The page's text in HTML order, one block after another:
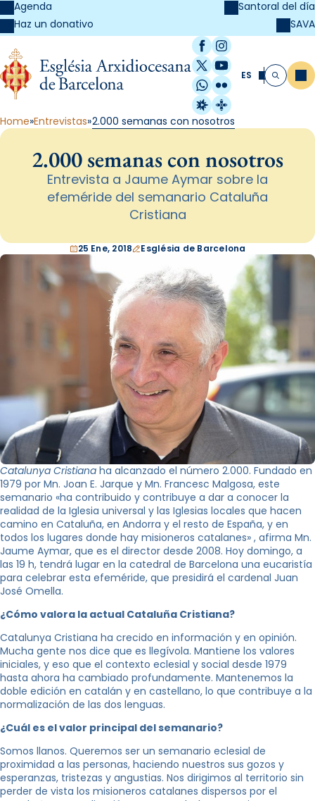
Agenda
Haz un donativo
Santoral del día
SAVA
Facebook
Instagram
X / Twitter
YouTube
WhatsApp
Flickr
Radio Estel
Catalunya
ES Buscar
Home Entrevistas 2.000 semanas con nosotros
2.000 semanas con nosotros
Entrevista a Jaume Aymar sobre la
efeméride del semanario Cataluña
Cristiana
25 Ene, 2018 Església de Barcelona
Catalunya Cristiana ha alcanzado el número 2.000. Fundado en
1979 por Mn. Joan E. Jarque y Mn. Francesc Malgosa, este
semanario «ha contribuido y contribuye a dar a conocer la
realidad de la Iglesia universal y las Iglesias locales que hacen
camino en Cataluña, en Andorra y el resto de España, y en
todos los lugares donde hay misioneros catalanes» , afirma Mn.
Jaume Aymar, que es el director desde 2008. Hoy domingo, a
las 19 h, tendrá lugar en la catedral de Barcelona una eucaristía
para celebrar esta efeméride, que presidirá el cardenal Juan
José Omella.
¿Cómo valora la actual Cataluña Cristiana?
Catalunya Cristiana ha crecido en información y en opinión.
Mucha gente nos dice que es llegívola. Mantiene los valores
iniciales, y eso que el contexto eclesial y social desde 1979
hasta ahora ha cambiado profundamente. Mantenemos la
doble edición en catalán y en castellano, lo que contribuye a la
normalización de las dos lenguas.
¿Cuál es el valor principal del semanario?
Somos llanos. Queremos ser un semanario eclesial de
proximidad a las personas, haciendo nuestros sus gozos y
esperanzas, tristezas y angustias. Nos dirigimos al territorio sin
perder de vista los misioneros catalanes dispersos por el